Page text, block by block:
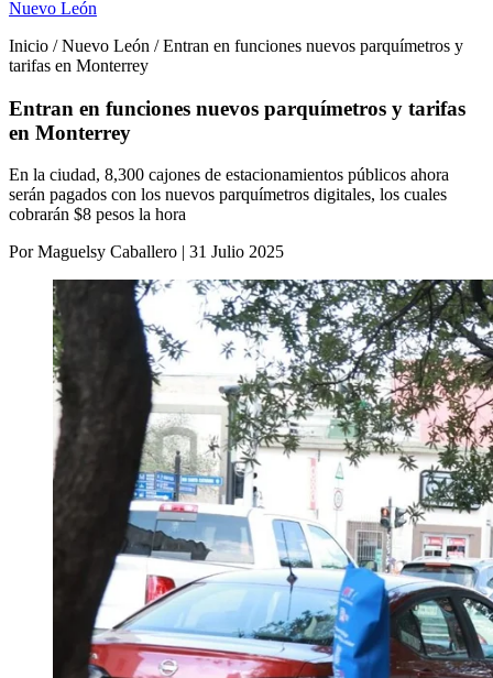
Nuevo León
Inicio / Nuevo León / Entran en funciones nuevos parquímetros y
tarifas en Monterrey
Entran en funciones nuevos parquímetros y tarifas
en Monterrey
En la ciudad, 8,300 cajones de estacionamientos públicos ahora
serán pagados con los nuevos parquímetros digitales, los cuales
cobrarán $8 pesos la hora
Por Maguelsy Caballero | 31 Julio 2025